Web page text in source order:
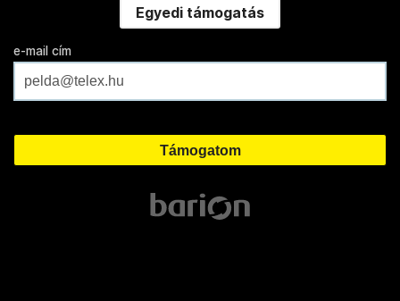
Egyedi támogatás
e-mail cím